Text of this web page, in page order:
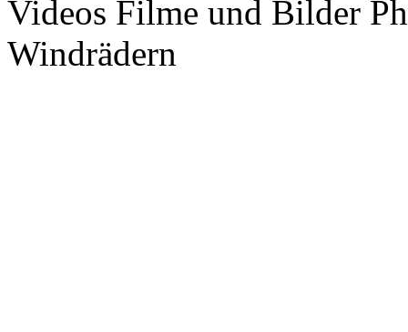
Videos Filme und Bilder
Windrädern